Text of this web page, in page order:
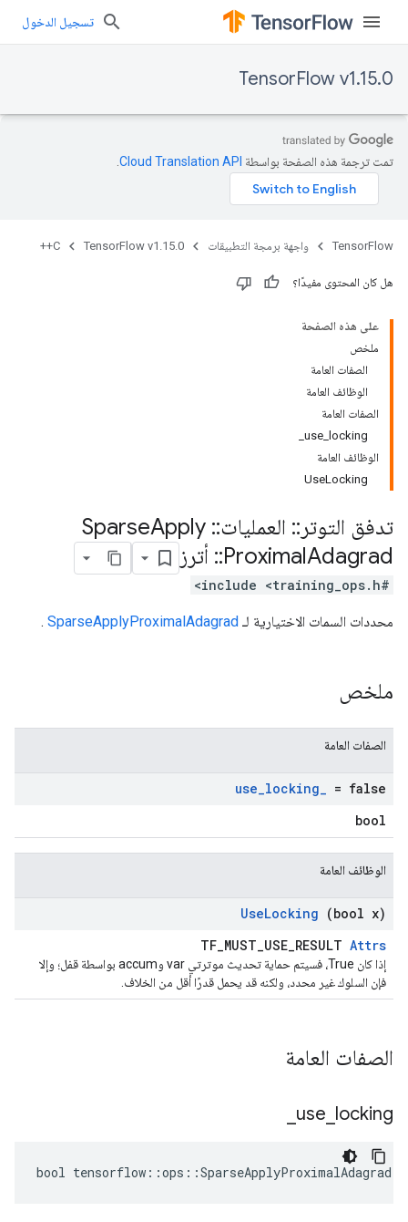
تسجيل الدخول
TensorFlow v1.15.0
تمت ترجمة هذه الصفحة بواسطة Cloud Translation API‏
TensorFlow واجهة برمجة التطبيقات TensorFlow v1.15.0
C++
هل كان المحتوى مفيدًا؟
على هذه الصفحة
ملخص
الصفات العامة
الوظائف العامة
الصفات العامة
use_locking_
الوظائف العامة
UseLocking
تدفق التوتر :: العمليات::
Apply
ProximalAdagrad
:: أترز
#include <training_ops.h>
محددات السمات الاختيارية لـ SparseApplyProximalAdagrad
.
ملخص
الصفات العامة
use_locking_ = false
bool
الوظائف العامة
UseLocking (bool x)
TF_MUST_USE_RESULT Attrs
إذا كان True، فسيتم حماية تحديث موترتي var وaccum بواسطة قفل؛ وإلا
فإن السلوك غير محدد، ولكنه قد يحمل قدرًا أقل من الخلاف.
الصفات العامة
use locking
bool